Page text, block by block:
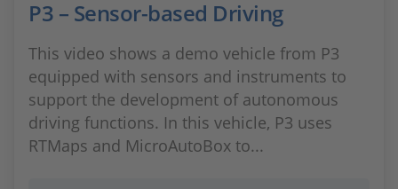
P3 – Sensor-based Driving
This video shows a demo vehicle from P3
equipped with sensors and instruments to
support the development of autonomous
driving functions. In this vehicle, P3 uses
RTMaps and MicroAutoBox to...